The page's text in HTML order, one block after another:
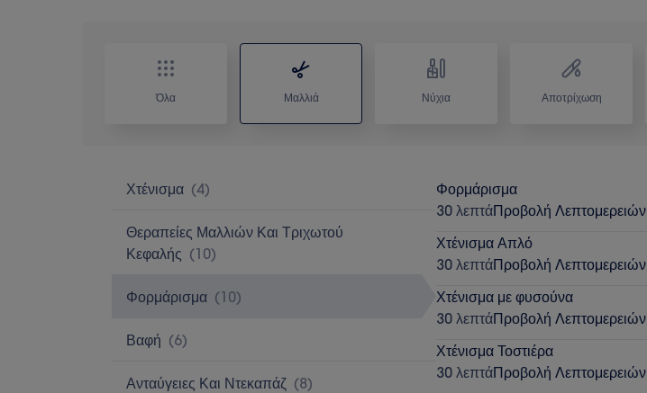
Όλα Μαλλιά Νύχια Αποτρίχωση
Χτένισμα (4)
Θεραπείες Μαλλιών Και Τριχωτού
Κεφαλής (10)
Φορμάρισμα (10)
Βαφή (6)
Ανταύγειες Και Ντεκαπάζ (8)
Φορμάρισμα
30 λεπτάΠροβολή Λεπτομερειών
Χτένισμα Απλό
30 λεπτάΠροβολή Λεπτομερειών
Χτένισμα με φυσούνα
30 λεπτάΠροβολή Λεπτομερειών
Χτένισμα Τοστιέρα
30 λεπτάΠροβολή Λεπτομερειών